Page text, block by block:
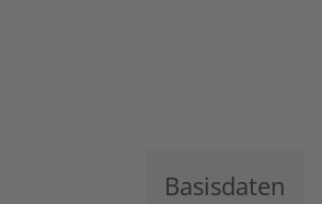
Basisdaten